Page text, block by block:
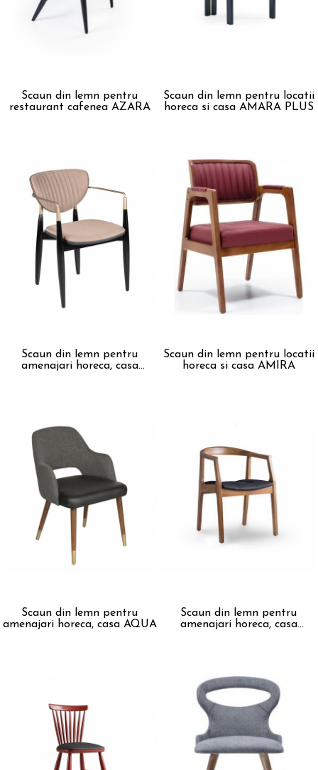
Scaun din lemn pentru
restaurant cafenea AZARA
Scaun din lemn pentru locatii
horeca si casa AMARA PLUS
Scaun din lemn pentru
amenajari horeca, casa
Scaun din lemn pentru locatii
horeca si casa AMIRA
Scaun din lemn pentru
amenajari horeca, casa AQUA
Scaun din lemn pentru
amenajari horeca, casa